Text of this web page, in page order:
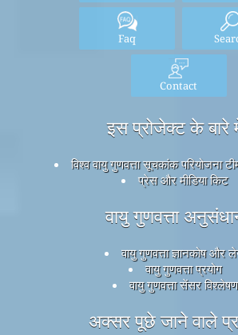
Faq
Contact
इस प्रोजेक्ट के बारे
विश्व वायु गुणवत्ता सूचकांक परियोजना
प्रेस और मीडिया किट
वायु गुणवत्ता
वायु गुणवत्ता ज्ञानकोष और
वायु गुणवत्ता प्रयोग
वायु गुणवत्ता सेंसर विश्लेषण
अक्सर पूछे जाने वाले